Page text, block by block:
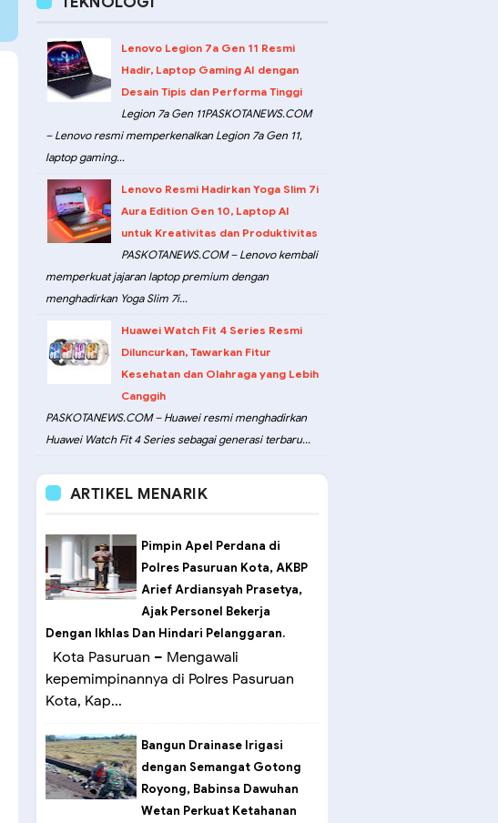
Lenovo Legion 7a Gen 11 Resmi
Hadir, Laptop Gaming AI dengan
Desain Tipis dan Performa Tinggi
Legion 7a Gen 11PASKOTANEWS.COM
– Lenovo resmi memperkenalkan Legion 7a Gen 11,
laptop gaming...
Lenovo Resmi Hadirkan Yoga Slim 7i
Aura Edition Gen 10, Laptop AI
untuk Kreativitas dan Produktivitas
PASKOTANEWS.COM – Lenovo kembali
memperkuat jajaran laptop premium dengan
menghadirkan Yoga Slim 7i...
Huawei Watch Fit 4 Series Resmi
Diluncurkan, Tawarkan Fitur
Kesehatan dan Olahraga yang Lebih
Canggih
PASKOTANEWS.COM – Huawei resmi menghadirkan
Huawei Watch Fit 4 Series sebagai generasi terbaru...
ARTIKEL MENARIK
Pimpin Apel Perdana di
Polres Pasuruan Kota, AKBP
Arief Ardiansyah Prasetya,
Ajak Personel Bekerja
Dengan Ikhlas Dan Hindari Pelanggaran.
Kota Pasuruan – Mengawali
kepemimpinannya di Polres Pasuruan
Kota, Kap...
Bangun Drainase Irigasi
dengan Semangat Gotong
Royong, Babinsa Dawuhan
Wetan Perkuat Ketahanan